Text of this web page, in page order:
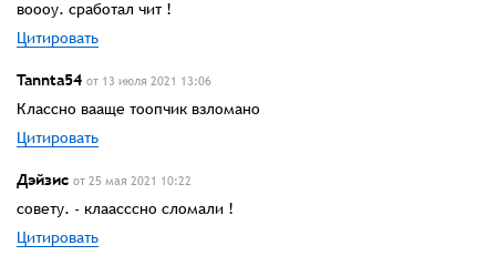
воооу. сработал чит !
Цитировать
Tannta54 от 13 июля 2021 13:06
Классно вааще тоопчик взломано
Цитировать
Дэйзис от 25 мая 2021 10:22
совету. - клаасссно сломали !
Цитировать